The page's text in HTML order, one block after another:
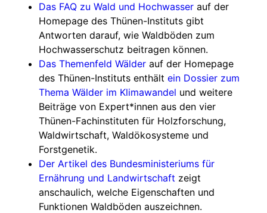
Das FAQ zu Wald und Hochwasser auf der
Homepage des Thünen-Instituts gibt
Antworten darauf, wie Waldböden zum
Hochwasserschutz beitragen können.
Das Themenfeld Wälder auf der Homepage
des Thünen-Instituts enthält ein Dossier zum
Thema Wälder im Klimawandel und weitere
Beiträge von Expert*innen aus den vier
Thünen-Fachinstituten für Holzforschung,
Waldwirtschaft, Waldökosysteme und
Forstgenetik.
Der Artikel des Bundesministeriums für
Ernährung und Landwirtschaft zeigt
anschaulich, welche Eigenschaften und
Funktionen Waldböden auszeichnen.